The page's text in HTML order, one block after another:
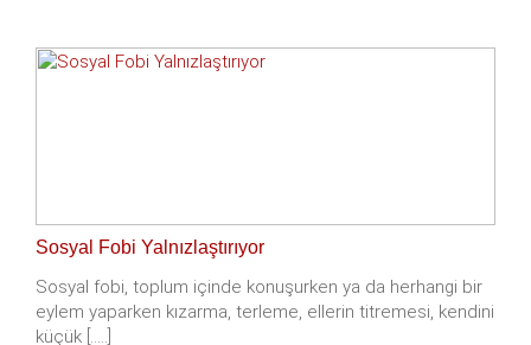
Sosyal Fobi Yalnızlaştırıyor
Sosyal fobi, toplum içinde konuşurken ya da herhangi bir
eylem yaparken kızarma, terleme, ellerin titremesi, kendini
küçük [.....]